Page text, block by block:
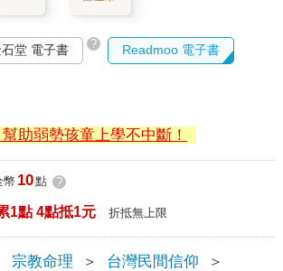
堂 電子書 ? Readmoo 電子書
助弱勢孩童上學不中斷！
幣 10點 ?
1點 4點抵1元 折抵無上限
宗教命理 ＞ 台灣民間信仰
＞